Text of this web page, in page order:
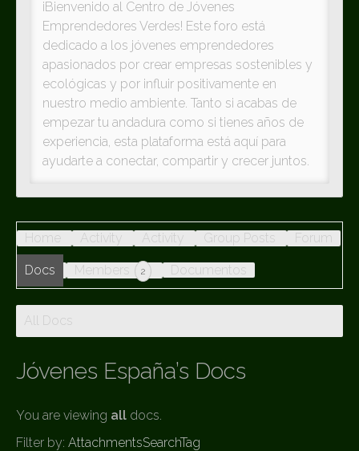
¡Bienvenido al Centro de Jóvenes
Emprendedores Verdes! Este foro está
dedicado a los jóvenes emprendedores
apasionados por crear empresas sostenibles y
ecológicas y por influir positivamente en
nuestro medio ambiente. Tanto si acabas de
empezar tu andadura como si tienes años de
experiencia, esta plataforma está aquí para
ayudarte a conectar, compartir y crecer juntos.
Home Activity Activity Group Posts Forum
Docs Members 2 Documentos
All Docs
Jóvenes España’s Docs
You are viewing all docs.
Filter by: AttachmentsSearchTag